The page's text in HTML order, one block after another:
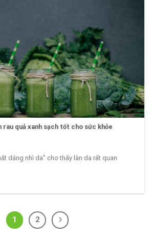
rau quả xanh sạch tốt cho sức khỏe
dáng nhì da” cho thấy làn da rất quan
1 2